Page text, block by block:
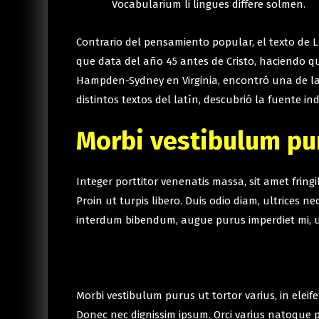
Vocabularium li lingues differe solmen.
Contrario del pensamiento popular, el texto de
que data del año 45 antes de Cristo, haciendo
Hampden-Sydney en Virginia, encontró una de
distintos textos del latín, descubrió la fuente
Morbi vestibulum
Integer porttitor venenatis massa, sit amet
Proin ut turpis libero. Duis odio diam, ultrices
interdum bibendum, augue purus imperdiet mi,
Morbi vestibulum purus ut tortor varius, in
Donec nec dignissim ipsum. Orci varius